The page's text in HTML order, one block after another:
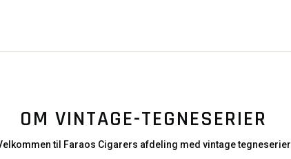
OM VINTAGE-TEGNESERIER
til Faraos Cigarers afdeling med vintage tegneserier